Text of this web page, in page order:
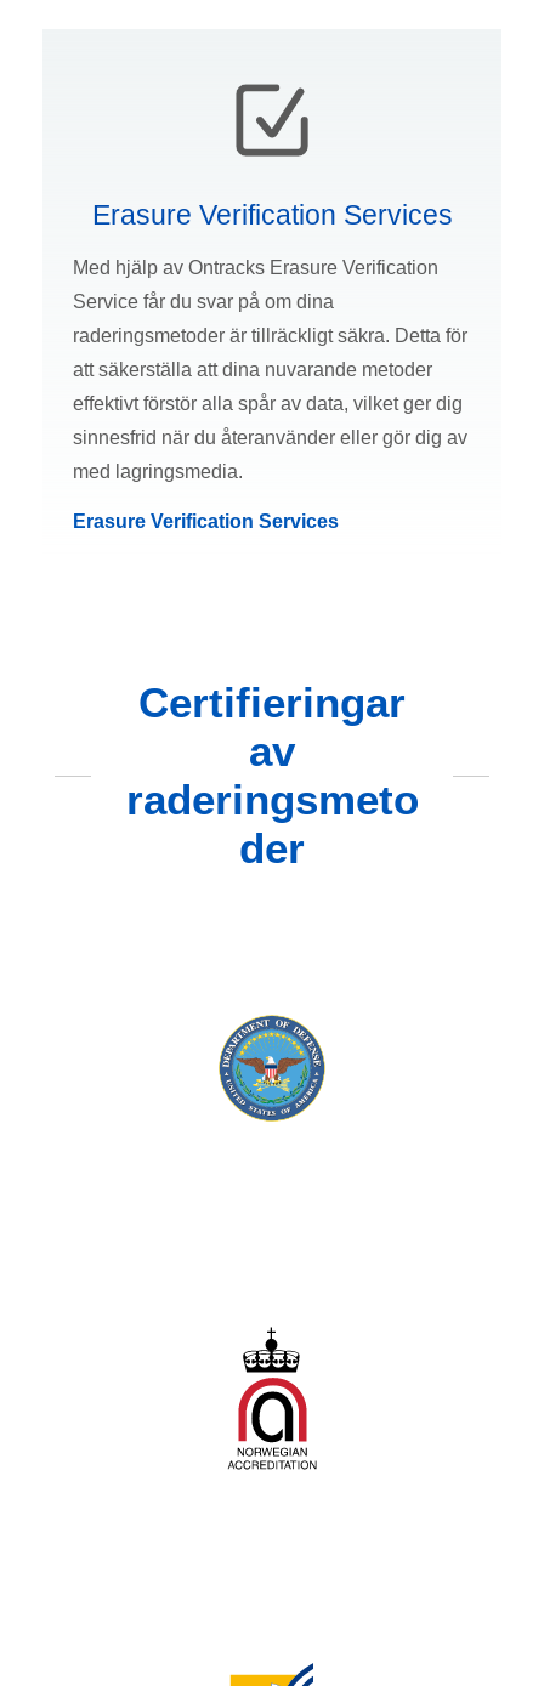
Erasure Verification Services
Med hjälp av Ontracks Erasure Verification
Service får du svar på om dina
raderingsmetoder är tillräckligt säkra. Detta för
att säkerställa att dina nuvarande metoder
effektivt förstör alla spår av data, vilket ger dig
sinnesfrid när du återanvänder eller gör dig av
med lagringsmedia.
Erasure Verification Services
Certifieringar
av
raderingsmeto
der